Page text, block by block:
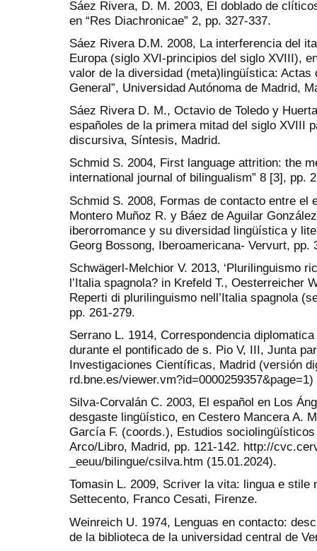
Sáez Rivera, D. M. 2003, El doblado de
en “Res Diachronicae” 2, pp. 327-337.
Sáez Rivera D.M. 2008, La interferencia del
Europa (siglo XVI-principios del siglo XVIII),
valor de la diversidad (meta)lingüística:
General”, Universidad Autónoma de Madrid,
Sáez Rivera D. M., Octavio de Toledo y
españoles de la primera mitad del siglo XVIII
discursiva, Síntesis, Madrid.
Schmid S. 2004, First language attrition: the
international journal of bilingualism” 8 [3], pp.
Schmid S. 2008, Formas de contacto entre el
Montero Muñoz R. y Báez de Aguilar
iberorromance y su diversidad lingüística y
Georg Bossong, Iberoamericana- Vervurt, pp.
Schwägerl-Melchior V. 2013, ‘Plurilinguismo
l’Italia spagnola? in Krefeld T., Oesterreicher
Reperti di plurilinguismo nell’Italia spagnola
pp. 261-279.
Serrano L. 1914, Correspondencia
durante el pontificado de s. Pio V, III, Junta
Investigaciones Científicas, Madrid (versión
rd.bne.es/viewer.vm?id=0000259357&page=1)
Silva-Corvalán C. 2003, El español en Los
desgaste lingüístico, en Cestero Mancera A.
García F. (coords.), Estudios
Arco/Libro, Madrid, pp. 121-142. http://
_eeuu/bilingue/csilva.htm (15.01.2024).
Tomasin L. 2009, Scriver la vita: lingua e stile
Settecento, Franco Cesati, Firenze.
Weinreich U. 1974, Lenguas en contacto:
de la biblioteca de la universidad central de